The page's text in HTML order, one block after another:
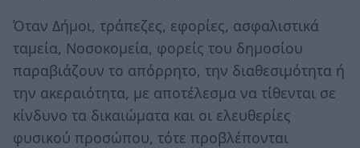
Όταν Δήμοι, τράπεζες, εφορίες, ασφαλιστικά
ταμεία, Νοσοκομεία, φορείς του δημοσίου
παραβιάζουν το απόρρητο, την διαθεσιμότητα ή
την ακεραιότητα, με αποτέλεσμα να τίθενται σε
κίνδυνο τα δικαιώματα και οι ελευθερίες
φυσικού προσώπου, τότε προβλέπονται